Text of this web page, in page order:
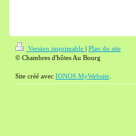
Version imprimable | Plan du site
© Chambres d'hôtes Au Bourg
Site créé avec IONOS MyWebsite